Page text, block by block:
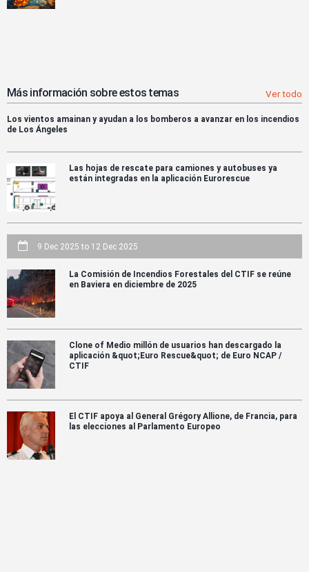
Más información sobre estos temas Ver todo
Los vientos amainan y ayudan a los bomberos a avanzar en los incendios
de Los Ángeles
Las hojas de rescate para camiones y autobuses ya
están integradas en la aplicación Eurorescue
9 Dec 2025 to 12 Dec 2025
La Comisión de Incendios Forestales del CTIF se reúne
en Baviera en diciembre de 2025
Clone of Medio millón de usuarios han descargado la
aplicación &quot;Euro Rescue&quot; de Euro NCAP /
CTIF
El CTIF apoya al General Grégory Allione, de Francia, para
las elecciones al Parlamento Europeo